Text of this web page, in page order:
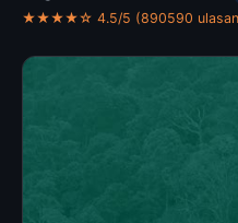
★★★★☆ 4.5/5 (890590